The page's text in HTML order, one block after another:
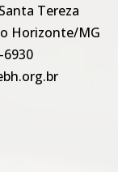
Tereza
Horizonte/MG
6930